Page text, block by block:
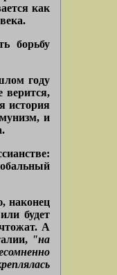
как
борьбу
году
верится,
история
и
наконец
будет
А
"на